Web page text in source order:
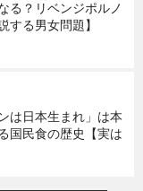
る？リベンジポルノ
する男女問題】
は日本生まれ」は本
国民食の歴史【実は